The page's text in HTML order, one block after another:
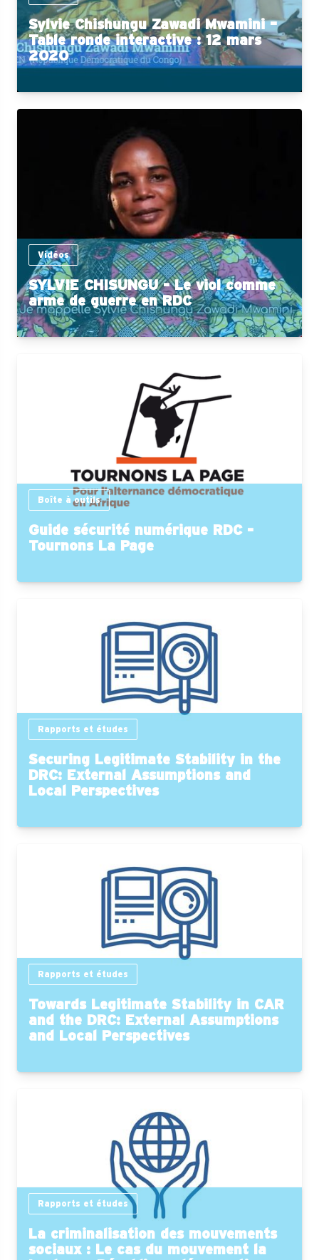
Sylvie Chishungu Zawadi Mwamini –
Table ronde interactive : 12 mars
2020
Vidéos
SYLVIE CHISUNGU - Le viol comme
arme de guerre en RDC
Boîte à outils
Guide sécurité numérique RDC -
Tournons La Page
Rapports et études
Securing Legitimate Stability in the
DRC: External Assumptions and
Local Perspectives
Rapports et études
Towards Legitimate Stability in CAR
and the DRC: External Assumptions
and Local Perspectives
Rapports et études
La criminalisation des mouvements
sociaux : Le cas du mouvement la